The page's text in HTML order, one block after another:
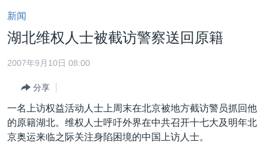
链
接
跳
转
港澳
国际
最新国际新闻
分类新闻
新闻
湖北维权人士被截访警察送回原籍
2007年9月10日 08:00
分享
一名上访权益活动人士上周末在北京被地方截访警员抓回他
的原籍湖北。维权人士呼吁外界在中共召开十七大及明年北
京奥运来临之际关注身陷困境的中国上访人士。